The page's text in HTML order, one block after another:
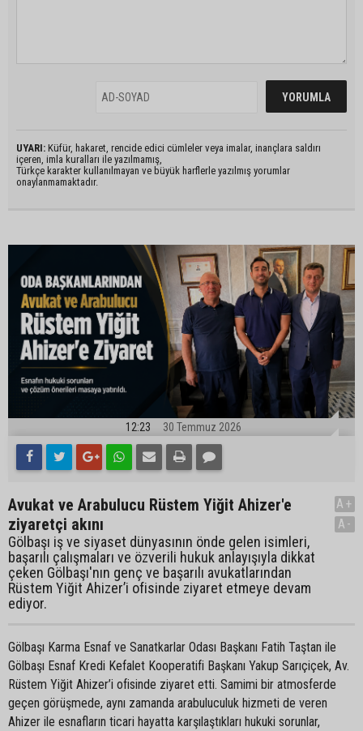
UYARI: Küfür, hakaret, rencide edici cümleler veya imalar, inançlara saldırı
içeren, imla kuralları ile yazılmamış,
Türkçe karakter kullanılmayan ve büyük harflerle yazılmış yorumlar
onaylanmamaktadır.
12:23 30 Temmuz 2026
Avukat ve Arabulucu Rüstem Yiğit Ahizer'e
ziyaretçi akını
Gölbaşı iş ve siyaset dünyasının önde gelen isimleri,
başarılı çalışmaları ve özverili hukuk anlayışıyla dikkat
çeken Gölbaşı'nın genç ve başarılı avukatlarından
Rüstem Yiğit Ahizer’i ofisinde ziyaret etmeye devam
ediyor.
A+
A-
Gölbaşı Karma Esnaf ve Sanatkarlar Odası Başkanı Fatih Taştan ile
Gölbaşı Esnaf Kredi Kefalet Kooperatifi Başkanı Yakup Sarıçiçek, Av.
Rüstem Yiğit Ahizer’i ofisinde ziyaret etti. Samimi bir atmosferde
geçen görüşmede, aynı zamanda arabuluculuk hizmeti de veren
Ahizer ile esnafların ticari hayatta karşılaştıkları hukuki sorunlar,